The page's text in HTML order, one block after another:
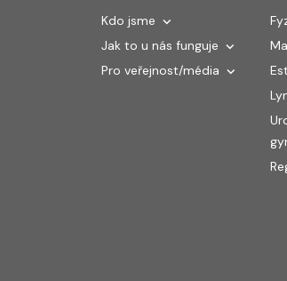
Kdo jsme
Jak to u nás funguje
Pro veřejnost/média